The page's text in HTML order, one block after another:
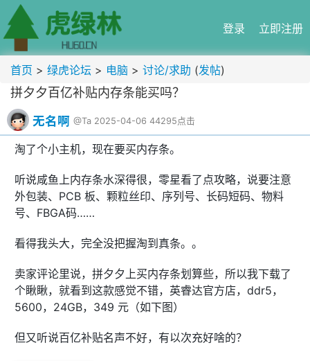
登录 立即注册
首页 > 绿虎论坛 > 电脑 > 讨论/求助 (发帖)
拼夕夕百亿补贴内存条能买吗？
无名啊 @Ta 2025-04-06 44295点击
淘了个小主机，现在要买内存条。
听说咸鱼上内存条水深得很，零星看了点攻略，说要注意
外包装、PCB 板、颗粒丝印、序列号、长码短码、物料
号、FBGA码……
看得我头大，完全没把握淘到真条。。
卖家评论里说，拼夕夕上买内存条划算些，所以我下载了
个瞅瞅，就看到这款感觉不错，英睿达官方店，ddr5，
5600，24GB，349 元（如下图）
但又听说百亿补贴名声不好，有以次充好啥的？